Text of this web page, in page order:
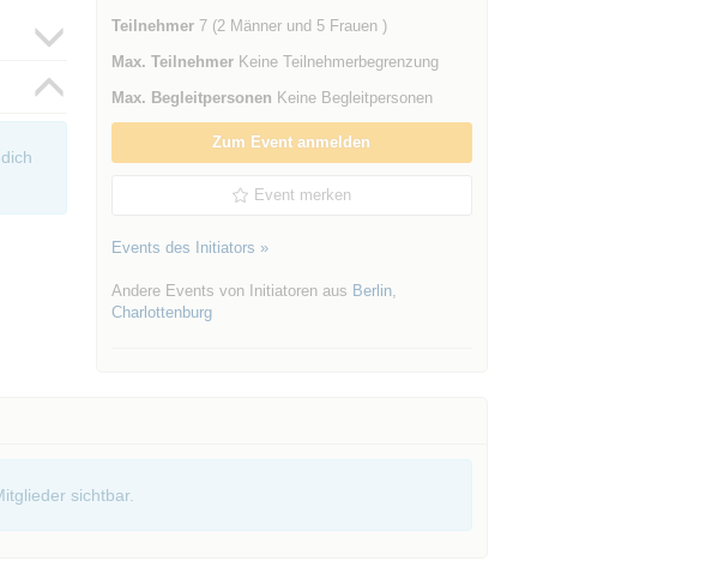
Teilnehmer7 (2 Männer und 5 Frauen )
Max. TeilnehmerKeine Teilnehmerbegrenzung
Max. Begleitpersonen Keine Begleitpersonen
Zum Event anmelden
Event merken
Events des Initiators »
Andere Events von Initiatoren aus Berlin,
Charlottenburg
sichtbar.